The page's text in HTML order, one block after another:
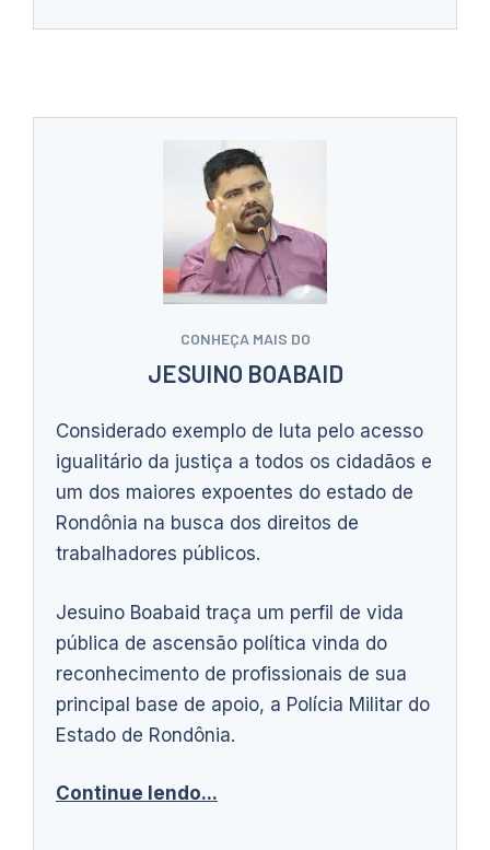
CONHEÇA MAIS DO
JESUINO BOABAID
Considerado exemplo de luta pelo acesso
igualitário da justiça a todos os cidadãos e
um dos maiores expoentes do estado de
Rondônia na busca dos direitos de
trabalhadores públicos.
Jesuino Boabaid traça um perfil de vida
pública de ascensão política vinda do
reconhecimento de profissionais de sua
principal base de apoio, a Polícia Militar do
Estado de Rondônia.
Continue lendo...